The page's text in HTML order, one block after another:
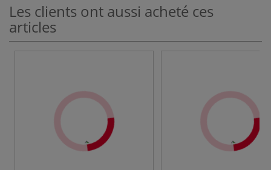
Les clients ont aussi acheté ces
articles